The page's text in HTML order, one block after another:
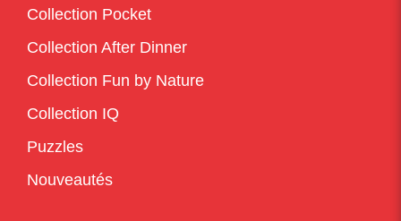
Collection Pocket
Collection After Dinner
Collection Fun by Nature
Collection IQ
Puzzles
Nouveautés